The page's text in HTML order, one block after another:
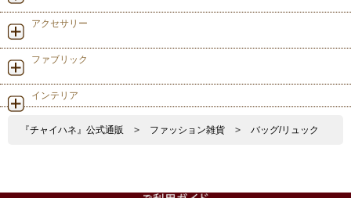
アクセサリー
ファブリック
インテリア
『チャイハネ』公式通販 > ファッション雑貨 > バッグ/リュック